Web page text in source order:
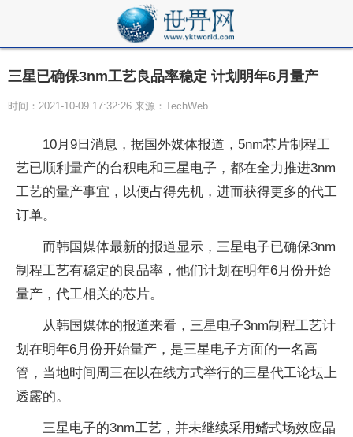
三星已确保3nm工艺良品率稳定 计划明年6月量产
时间：2021-10-09 17:32:26 来源：TechWeb
10月9日消息，据国外媒体报道，5nm芯片制程工
艺已顺利量产的台积电和三星电子，都在全力推进3nm
工艺的量产事宜，以便占得先机，进而获得更多的代工
订单。
而韩国媒体最新的报道显示，三星电子已确保3nm
制程工艺有稳定的良品率，他们计划在明年6月份开始
量产，代工相关的芯片。
从韩国媒体的报道来看，三星电子3nm制程工艺计
划在明年6月份开始量产，是三星电子方面的一名高
管 ，当地时间周三在以在线方式举行的三星代工论坛上
透露的。
三星电子的3nm工艺，并未继续采用鳍式场效应晶